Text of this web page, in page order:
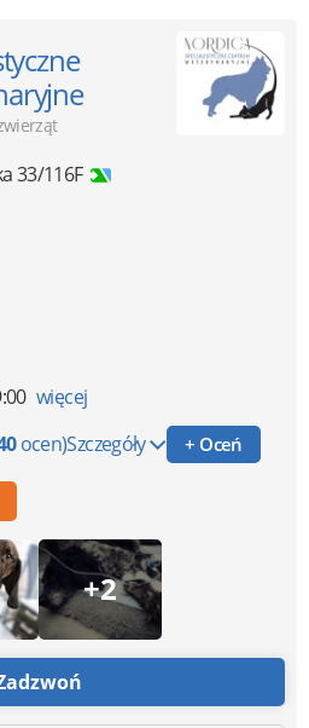
33/116F
więcej
ocen)Szczegóły + Oceń
+2